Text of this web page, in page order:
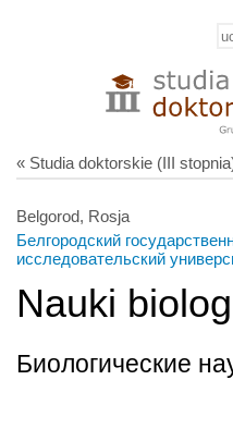
« Studia doktorskie (III
Belgorod, Rosja
Белгородский
исследовательский
Nauki
Биологические